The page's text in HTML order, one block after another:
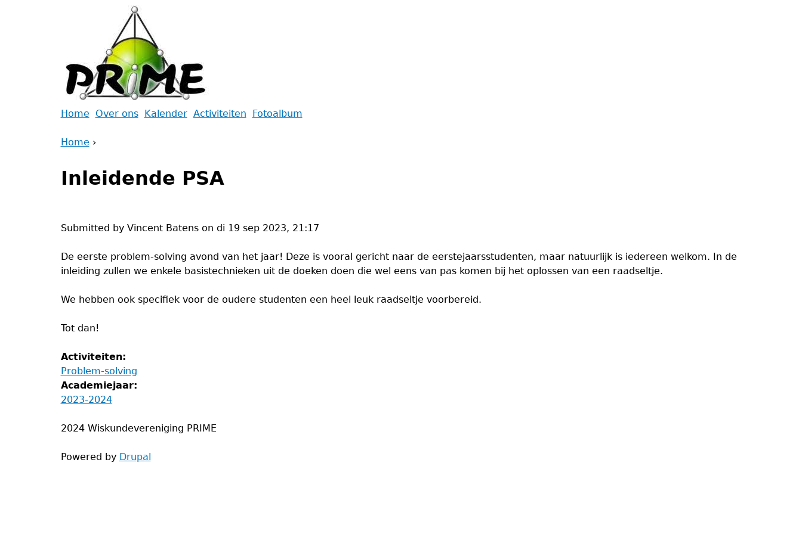
are
Home ›
to
top
Inleidende PSA
Submitted by Vincent Batenson di 19 sep 2023, 21:17
De eerste problem-solving avond van het jaar! Deze is vooral gericht naar de eerstejaarsstudenten, maar natuurlijk is iedereen welkom. In de
inleiding zullen we enkele basistechnieken uit de doeken doen die wel eens van pas komen bij het oplossen van een raadseltje.
We hebben ook specifiek voor de oudere studenten een heel leuk raadseltje voorbereid.
Tot dan!
Activiteiten:
Problem-solving
Academiejaar:
2023-2024
Back
top
Home Over ons Kalender Activiteiten Fotoalbum
2024 Wiskundevereniging PRIME
Powered by Drupal